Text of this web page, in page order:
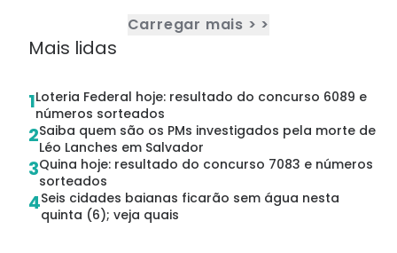
Carregar mais > >
Mais lidas
1Loteria Federal hoje: resultado do concurso 6089 e
números sorteados
2Saiba quem são os PMs investigados pela morte de
Léo Lanches em Salvador
3Quina hoje: resultado do concurso 7083 e números
sorteados
4Seis cidades baianas ficarão sem água nesta
quinta (6); veja quais